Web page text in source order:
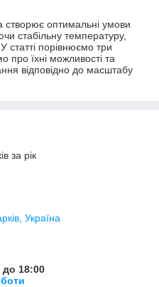
створює оптимальні умови
стабільну температуру,
статті порівнюємо три
про їхні можливості та
відповідно до масштабу
за рік
Україна
до 18:00